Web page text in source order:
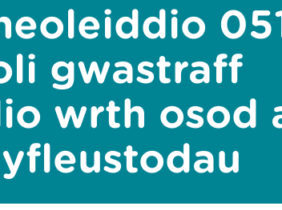
gwastraff
wrth osod